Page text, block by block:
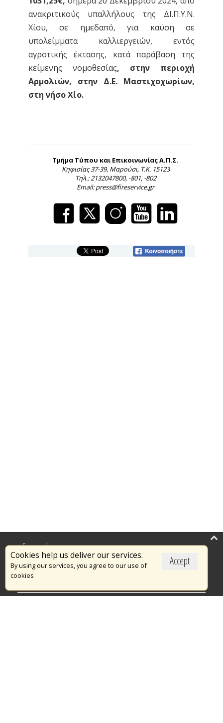
ανακριτικούς υπαλλήλους της ΔΙ.Π.Υ.Ν.
Χίου, σε ημεδαπό, για καύση σε
υπολείμματα καλλιεργειών, εντός
αγροτικής έκτασης, κατά παράβαση της
κείμενης νομοθεσίας, στην περιοχή
Αρμολιών, στην Δ.Ε. Μαστιχοχωρίων,
στη νήσο Χίο.
Τμήμα Τύπου και Επικοινωνίας Α.Π.Σ.
Κηφισίας 37-39, Μαρούσι, Τ.Κ. 15123
Τηλ.: 2132047800, -801, -802
Email: press@fireservice.gr
Accept
Cookies help us deliver our services.
By using our services, you agree to our use of
cookies
Επικαιρότητα
Το Πυροσβεστικό Σώμα